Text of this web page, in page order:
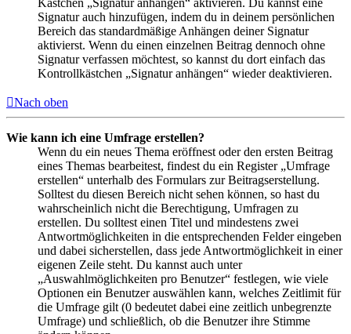
Kästchen „Signatur anhängen“ aktivieren. Du kannst eine
Signatur auch hinzufügen, indem du in deinem persönlichen
Bereich das standardmäßige Anhängen deiner Signatur
aktivierst. Wenn du einen einzelnen Beitrag dennoch ohne
Signatur verfassen möchtest, so kannst du dort einfach das
Kontrollkästchen „Signatur anhängen“ wieder deaktivieren.
Nach oben
Wie kann ich eine Umfrage erstellen?
Wenn du ein neues Thema eröffnest oder den ersten Beitrag
eines Themas bearbeitest, findest du ein Register „Umfrage
erstellen“ unterhalb des Formulars zur Beitragserstellung.
Solltest du diesen Bereich nicht sehen können, so hast du
wahrscheinlich nicht die Berechtigung, Umfragen zu
erstellen. Du solltest einen Titel und mindestens zwei
Antwortmöglichkeiten in die entsprechenden Felder eingeben
und dabei sicherstellen, dass jede Antwortmöglichkeit in einer
eigenen Zeile steht. Du kannst auch unter
„Auswahlmöglichkeiten pro Benutzer“ festlegen, wie viele
Optionen ein Benutzer auswählen kann, welches Zeitlimit für
die Umfrage gilt (0 bedeutet dabei eine zeitlich unbegrenzte
Umfrage) und schließlich, ob die Benutzer ihre Stimme